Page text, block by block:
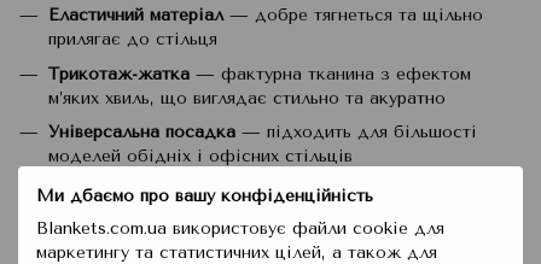
Ми дбаємо про вашу конфіденційність
Blankets.com.ua використовує файли cookie для
маркетингу та статистичних цілей, а також для
Еластичний матеріал— добре тягнеться та щільно
прилягає до стільця
Трикотаж-жатка — фактурна тканина з ефектом
м’яких хвиль, що виглядає стильно та акуратно
Універсальна посадка — підходить для більшості
моделей обідніх і офісних стільців
Захист меблів— оберігає оббивку від забруднень,
Простий догляд— легко знімається та переться